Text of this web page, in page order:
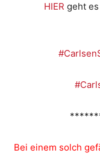
HIER geht
Bei einem solch